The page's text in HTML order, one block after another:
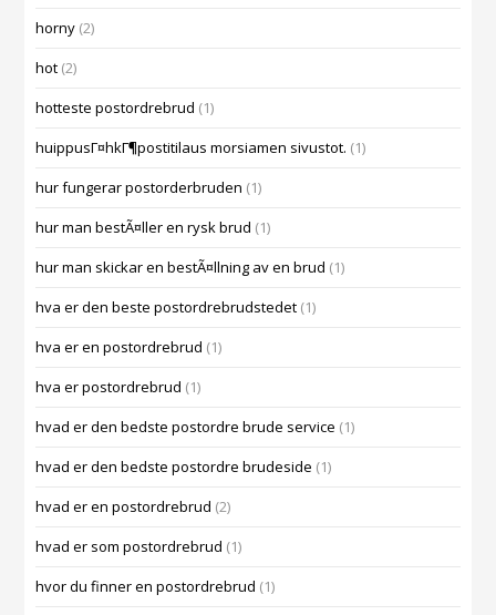
horny (2)
hot (2)
hotteste postordrebrud (1)
huippusГ¤hkГ¶postitilaus morsiamen sivustot. (1)
hur fungerar postorderbruden (1)
hur man bestÃ¤ller en rysk brud (1)
hur man skickar en bestÃ¤llning av en brud (1)
hva er den beste postordrebrudstedet (1)
hva er en postordrebrud (1)
hva er postordrebrud (1)
hvad er den bedste postordre brude service (1)
hvad er den bedste postordre brudeside (1)
hvad er en postordrebrud (2)
hvad er som postordrebrud (1)
hvor du finner en postordrebrud (1)